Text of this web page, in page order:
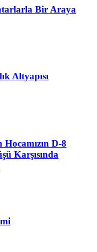
Bir Araya
Altyapısı
D-8
Karşısında